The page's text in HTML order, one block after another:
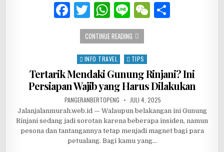
F
a
c
e
b
o
o
k
T
w
it
te
r
W
h
at
s
A
p
p
Li
n
e
W
at
CONTINUE READING 5 MAKANAN LEZAT YANG WAJIB
Posted in
INFO TRAVEL TIPS
Tertarik Mendaki Gunung Rinjani? Ini
Persiapan Wajib yang Harus Dilakukan
AUTHOR:
PANGERANBERTOPENG PUBLISHED DATE:
JULI 4, 2025
Jalanjalanmurah.web.id — Walaupun belakangan ini Gunung
Rinjani sedang jadi sorotan karena beberapa insiden, namun
pesona dan tantangannya tetap menjadi magnet bagi para
petualang. Bagi kamu yang…